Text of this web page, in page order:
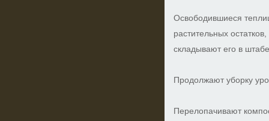
Освободившиеся
растительных
складывают его в
Продолжают уборку
Перелопачивают